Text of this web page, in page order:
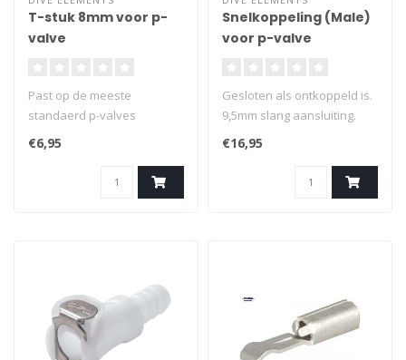
T-stuk 8mm voor p-
valve
Past op de meeste
standaerd p-valves
€6,95
Snelkoppeling (Male)
voor p-valve
Gesloten als ontkoppeld is.
9,5mm slang aansluiting.
Past op de meeste
standaard p-valves.
€16,95